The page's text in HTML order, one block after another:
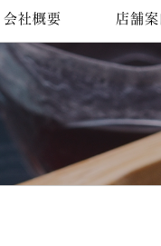
会社概要 店舗案